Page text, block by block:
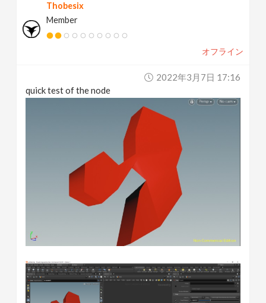
Thobesix
Member
オフライン
2022年3月7日 17:16
quick test of the node